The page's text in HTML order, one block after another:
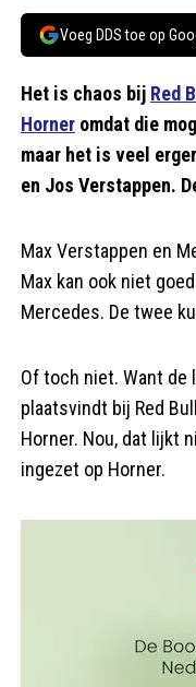
Voeg DDS toe op
Het is chaos bij Red
Horner omdat die
maar het is veel
en Jos Verstappen.
Max Verstappen en
Max kan ook niet
Mercedes. De twee
Of toch niet. Want de
plaatsvindt bij Red
Horner. Nou, dat lijkt
ingezet op Horner.